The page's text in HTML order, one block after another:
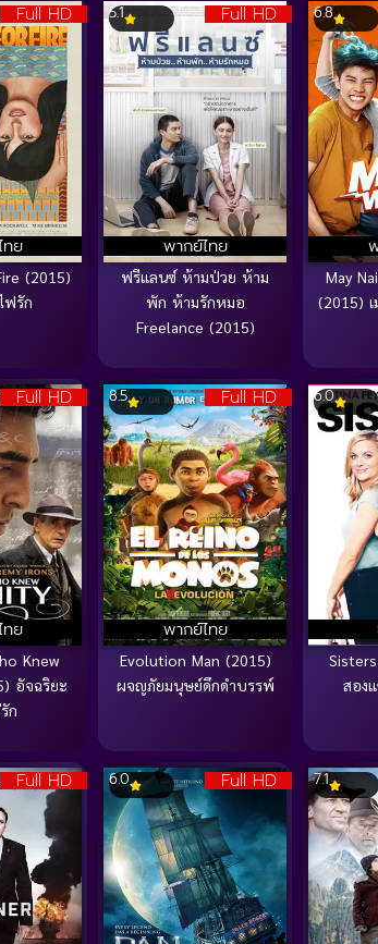
Full HD
ย
(2015)
ฟรัก
Full HD
พากย์ไทย
5.1
ฟรีแลนซ์ ห้ามป่วย ห้าม
พัก ห้ามรักหมอ
Freelance (2015)
6.8
May
(2015) เ
Full HD
ย
Knew
อัจฉริยะ
ก
Full HD
พากย์ไทย
8.5
Evolution Man (2015)
ผจญภัยมนุษย์ดึกดำบรรพ์
6.0
สอง
Full HD Full HD
6.0 7.1